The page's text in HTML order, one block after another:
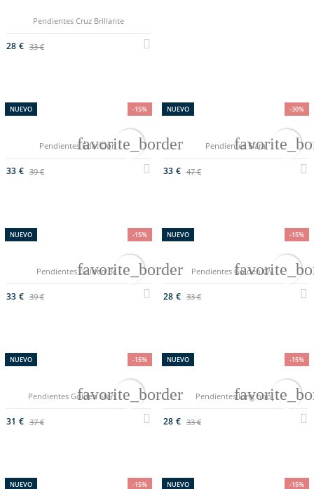
Pendientes Cruz Brillante
28 € 33 €
-15%
NUEVO
Pendientes Éclat Doré
33 € 39 €
favorite_border
-30%
NUEVO
Pendientes Elara
33 € 47 €
-15%
NUEVO
Pendientes Golden Bee
33 € 39 €
favorite_border
-15%
NUEVO
Pendientes Golden Oval
28 € 33 €
-15%
NUEVO
Pendientes Golden Starlight
31 € 37 €
favorite_border
-15%
NUEVO
Pendientes long hoop
28 € 33 €
-15%
NUEVO -15%
NUEVO